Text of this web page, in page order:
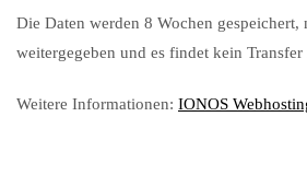
Die Daten werden 8 Wochen gespeichert,
weitergegeben und es findet kein
Weitere Informationen: IONOS